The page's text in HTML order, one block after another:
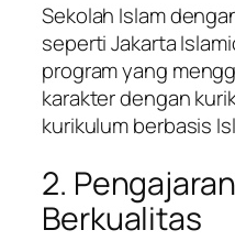
Sekolah Islam
seperti Jakarta
program yang
karakter dengan
kurikulum berbasis
2.
Berkualitas